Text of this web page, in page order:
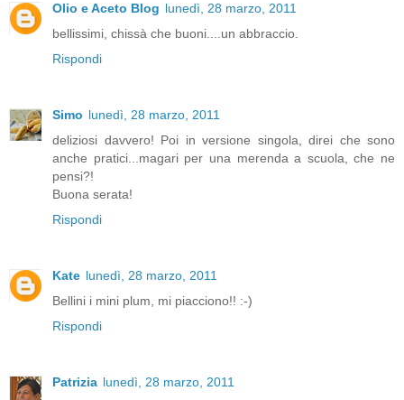
Olio e Aceto Blog lunedì, 28 marzo, 2011
bellissimi, chissà che buoni....un abbraccio.
Rispondi
Simo lunedì, 28 marzo, 2011
deliziosi davvero! Poi in versione singola, direi che sono
anche pratici...magari per una merenda a scuola, che ne
pensi?!
Buona serata!
Rispondi
Kate lunedì, 28 marzo, 2011
Bellini i mini plum, mi piacciono!! :-)
Rispondi
Patrizia lunedì, 28 marzo, 2011